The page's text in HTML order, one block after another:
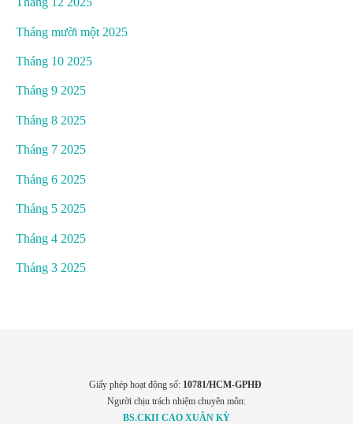
Tháng mười một 2025
Tháng 10 2025
Tháng 9 2025
Tháng 8 2025
Tháng 7 2025
Tháng 6 2025
Tháng 5 2025
Tháng 4 2025
Tháng 3 2025
Giấy phép hoạt động số: 10781/HCM-GPHĐ
Người chịu trách nhiệm chuyên môn:
BS.CKII CAO XUÂN KỲ